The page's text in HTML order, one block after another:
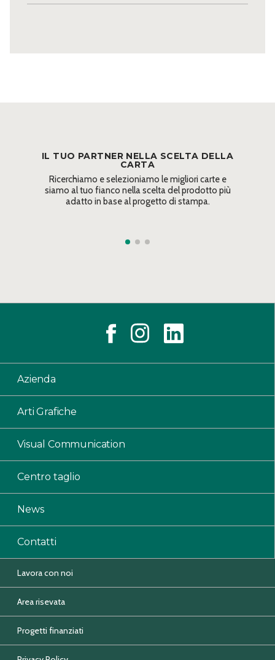
IL TUO PARTNER NELLA SCELTA DELLA
CARTA
Ricerchiamo e selezioniamo le migliori carte e
siamo al tuo fianco nella scelta del prodotto più
adatto in base al progetto di stampa.
Azienda
Arti Grafiche
Visual Communication
Centro taglio
News
Contatti
Lavora con noi
Area risevata
Progetti finanziati